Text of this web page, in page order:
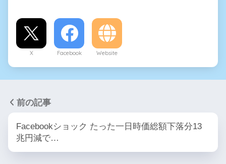
X Facebook Website
前の記事
Facebookショック たった一日時価総額下落分13
兆円減で…